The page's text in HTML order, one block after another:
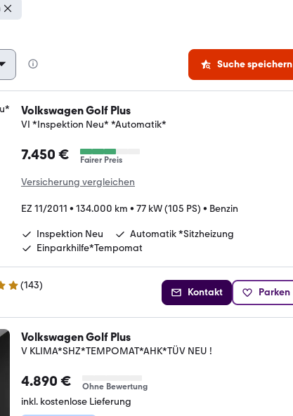
Suche speichern
Volkswagen Golf Plus
VI *Inspektion Neu* *Automatik*
7.450 € Fairer Preis
Versicherung vergleichen
EZ 11/2011 • 134.000 km • 77 kW (105 PS) • Benzin
Inspektion Neu
Automatik *Sitzheizung
Einparkhilfe*Tempomat
(143)
Kontakt Parken
Volkswagen Golf Plus
V KLIMA*SHZ*TEMPOMAT*AHK*TÜV NEU !
4.890 € Ohne Bewertung
inkl. kostenlose Lieferung